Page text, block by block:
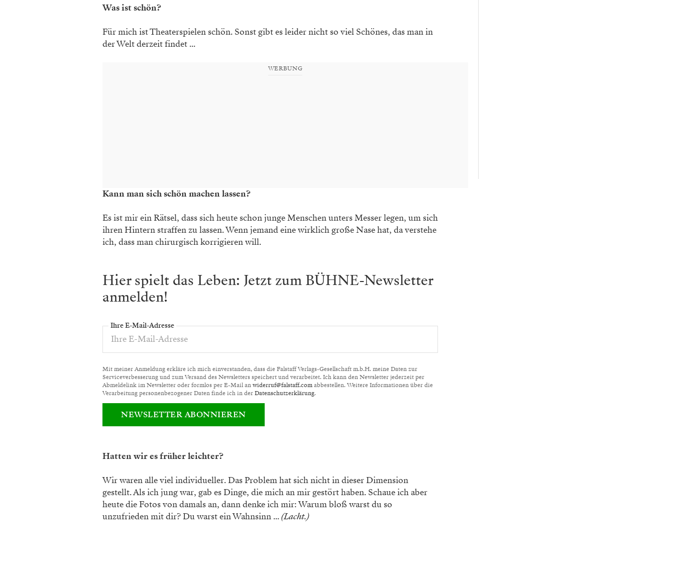
Was ist schön?
Für mich ist Theaterspielen schön. Sonst gibt es leider nicht so viel Schönes, das man in
der Welt derzeit findet ...
WERBUNG
Kann man sich schön machen lassen?
Es ist mir ein Rätsel, dass sich heute schon junge Menschen unters Messer legen, um sich
ihren Hintern straffen zu lassen. Wenn jemand eine wirklich große Nase hat, da verstehe
ich, dass man chirurgisch korrigieren will.
Hier spielt das Leben: Jetzt zum BÜHNE-Newsletter
anmelden!
Ihre E-Mail-Adresse
Mit meiner Anmeldung erkläre ich mich einverstanden, dass die Falstaff Verlags-Gesellschaft m.b.H. meine Daten zur
Serviceverbesserung und zum Versand des Newsletters speichert und verarbeitet. Ich kann den Newsletter jederzeit per
Abmeldelink im Newsletter oder formlos per E-Mail anwiderruf@falstaff.comabbestellen. Weitere Informationen über die
Verarbeitung personenbezogener Daten finde ich in derDatenschutzerklärung.
NEWSLETTER ABONNIEREN
Hatten wir es früher leichter?
Wir waren alle viel individueller. Das Problem hat sich nicht in dieser Dimension
gestellt. Als ich jung war, gab es Dinge, die mich an mir gestört haben. Schaue ich aber
heute die Fotos von damals an, dann denke ich mir: Warum bloß warst du so
unzufrieden mit dir? Du warst ein Wahnsinn ...(Lacht.)